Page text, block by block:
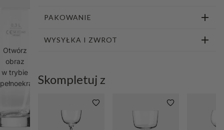
Otwórz
obraz
w trybie
pełnoekranowym
PAKOWANIE
WYSYŁKA I ZWROT
Skompletuj z